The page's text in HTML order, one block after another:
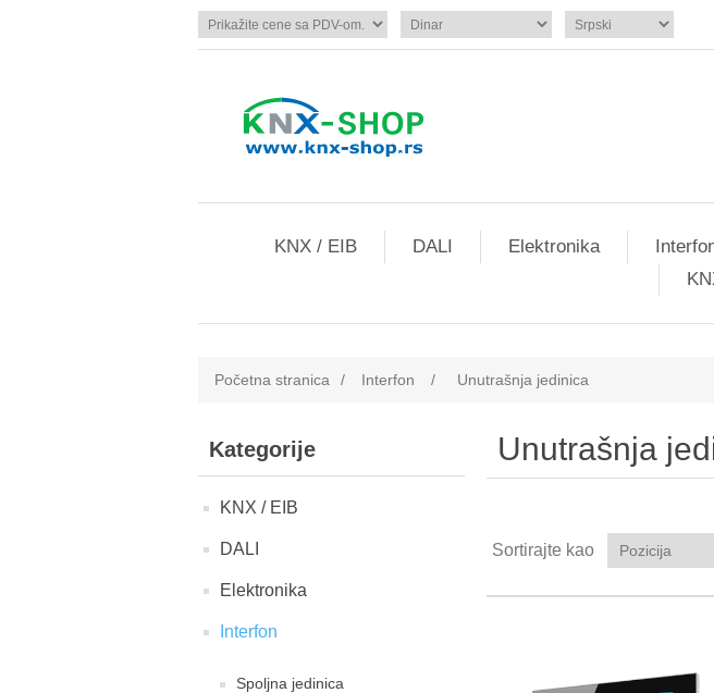
KNX / EIB DALI Elektronika
Početna stranica / Interfon / Unutrašnja jedinica
Kategorije
KNX / EIB
DALI
Elektronika
Interfon
Spoljna jedinica
Unutrašnja
Sortirajte kao